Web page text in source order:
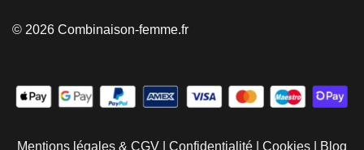
© 2026 Combinaison-femme.fr
Mentions légales & CGV Confidentialité Cookies Blog